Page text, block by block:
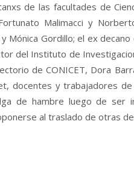
de las facultades de
Malimacci y
Mónica Gordillo; el ex
del Instituto de
de CONICET, Dora
docentes y trabajadores
de hambre luego de ser
al traslado de otras